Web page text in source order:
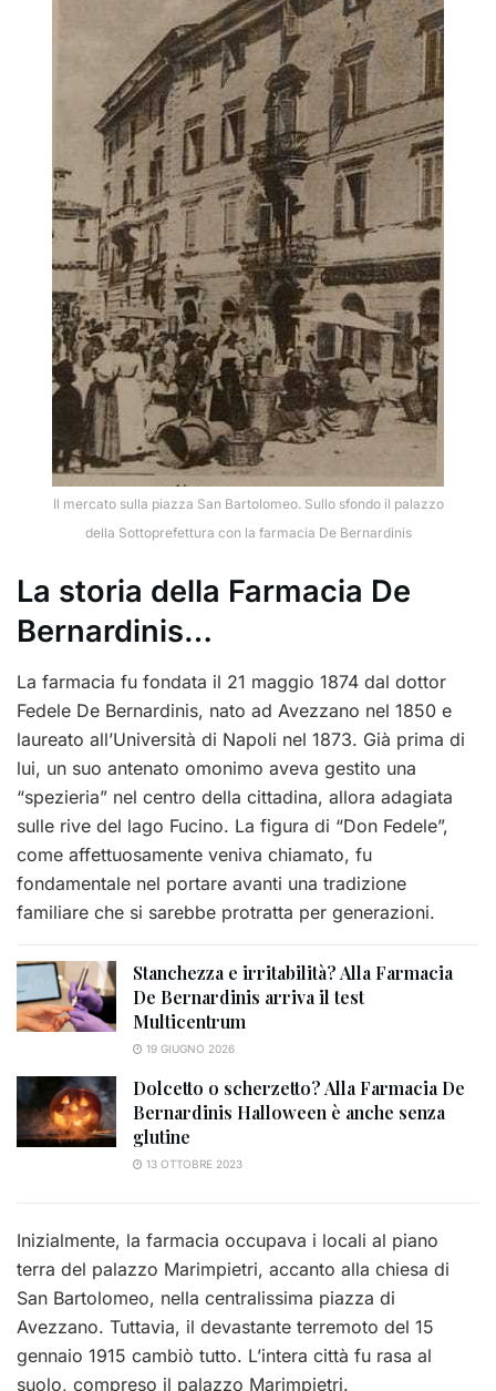
Il mercato sulla piazza San Bartolomeo. Sullo sfondo il palazzo
della Sottoprefettura con la farmacia De Bernardinis
La storia della Farmacia De
Bernardinis…
La farmacia fu fondata il 21 maggio 1874 dal dottor
Fedele De Bernardinis, nato ad Avezzano nel 1850 e
laureato all’Università di Napoli nel 1873. Già prima di
lui, un suo antenato omonimo aveva gestito una
“spezieria” nel centro della cittadina, allora adagiata
sulle rive del lago Fucino. La figura di “Don Fedele”,
come affettuosamente veniva chiamato, fu
fondamentale nel portare avanti una tradizione
familiare che si sarebbe protratta per generazioni.
Stanchezza e irritabilità? Alla Farmacia
De Bernardinis arriva il test
Multicentrum
19 GIUGNO 2026
Dolcetto o scherzetto? Alla Farmacia De
Bernardinis Halloween è anche senza
glutine
13 OTTOBRE 2023
Inizialmente, la farmacia occupava i locali al piano
terra del palazzo Marimpietri, accanto alla chiesa di
San Bartolomeo, nella centralissima piazza di
Avezzano. Tuttavia, il devastante terremoto del 15
gennaio 1915 cambiò tutto. L’intera città fu rasa al
suolo, compreso il palazzo Marimpietri.